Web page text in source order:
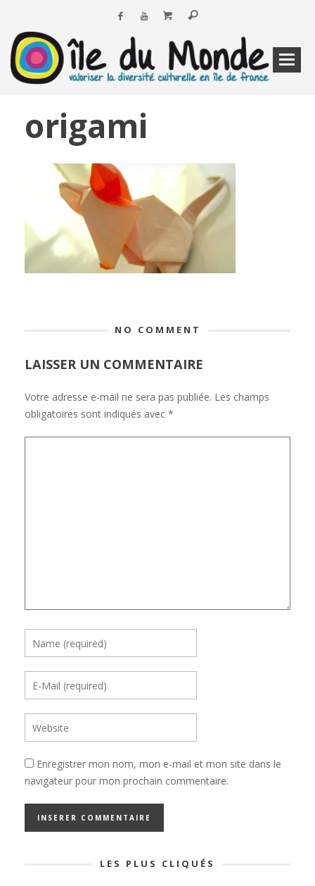
origami
NO COMMENT
LAISSER UN COMMENTAIRE
Votre adresse e-mail ne sera pas publiée. Les champs
obligatoires sont indiqués avec *
Enregistrer mon nom, mon e-mail et mon site dans le
navigateur pour mon prochain commentaire.
LES PLUS CLIQUÉS